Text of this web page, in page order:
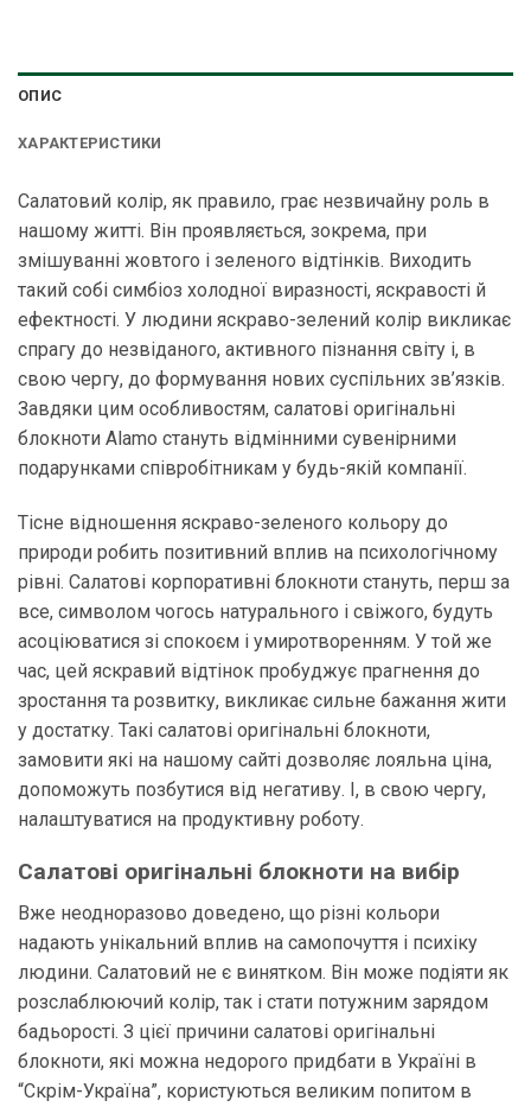
ОПИС
ХАРАКТЕРИСТИКИ
Салатовий колір, як правило, грає незвичайну роль в
нашому житті. Він проявляється, зокрема, при
змішуванні жовтого і зеленого відтінків. Виходить
такий собі симбіоз холодної виразності, яскравості й
ефектності. У людини яскраво-зелений колір викликає
спрагу до незвіданого, активного пізнання світу і, в
свою чергу, до формування нових суспільних зв’язків.
Завдяки цим особливостям, салатові оригінальні
блокноти Alamo стануть відмінними сувенірними
подарунками співробітникам у будь-якій компанії.
Тісне відношення яскраво-зеленого кольору до
природи робить позитивний вплив на психологічному
рівні. Салатові корпоративні блокноти стануть, перш за
все, символом чогось натурального і свіжого, будуть
асоціюватися зі спокоєм і умиротворенням. У той же
час, цей яскравий відтінок пробуджує прагнення до
зростання та розвитку, викликає сильне бажання жити
у достатку. Такі салатові оригінальні блокноти,
замовити які на нашому сайті дозволяє лояльна ціна,
допоможуть позбутися від негативу. І, в свою чергу,
налаштуватися на продуктивну роботу.
Салатові оригінальні блокноти на вибір
Вже неодноразово доведено, що різні кольори
надають унікальний вплив на самопочуття і психіку
людини. Салатовий не є винятком. Він може подіяти як
розслаблюючий колір, так і стати потужним зарядом
бадьорості. З цієї причини салатові оригінальні
блокноти, які можна недорого придбати в Україні в
“Скрім-Україна”, користуються великим попитом в